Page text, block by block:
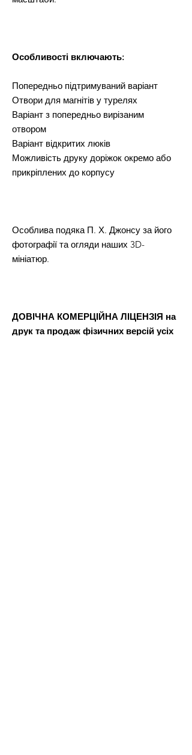
Особливості включають:
Попередньо підтримуваний варіант
Отвори для магнітів у турелях
Варіант з попередньо вирізаним
отвором
Варіант відкритих люків
Можливість друку доріжок окремо або
прикріплених до корпусу
Особлива подяка П. Х. Джонсу за його
фотографії та огляди наших 3D-
мініатюр.
ДОВІЧНА КОМЕРЦІЙНА ЛІЦЕНЗІЯ на
друк та продаж фізичних версій усіх